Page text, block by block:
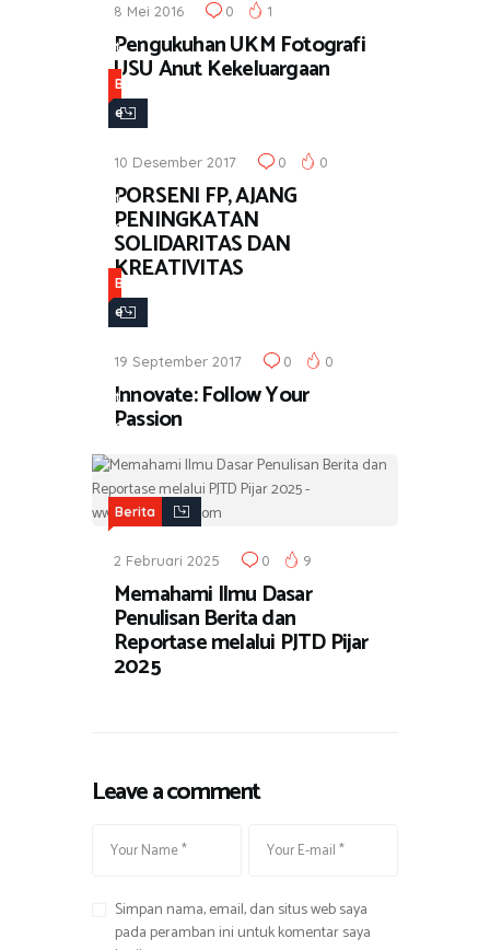
i
t
a
8 Mei 2016 0 1
Pengukuhan UKM Fotografi
USU Anut Kekeluargaan
B
e
i
t
a
10 Desember 2017 0 0
PORSENI FP, AJANG
PENINGKATAN
SOLIDARITAS DAN
KREATIVITAS
B
e
i
t
a
19 September 2017 0 0
Innovate: Follow Your
Passion
Berita
2 Februari 2025 0 9
Memahami Ilmu Dasar
Penulisan Berita dan
Reportase melalui PJTD Pijar
2025
Leave a comment
Simpan nama, email, dan situs web saya
pada peramban ini untuk komentar saya